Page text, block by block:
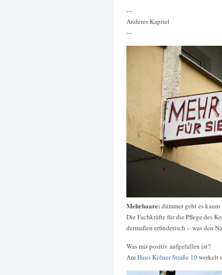
---
Anderes Kapitel
---
Mehrhaare: dümmer geht es kaum
Die Fachkräfte für die Pflege des
dermaßen erfinderisch -- was den
Was mir positiv aufgefallen ist?
AmHaus Kölner Straße 10werkelt